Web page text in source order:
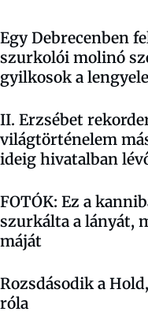
Egy Debrecenben
szurkolói molinó
gyilkosok a
II. Erzsébet
világtörténelem
ideig hivatalban
FOTÓK: Ez a
szurkálta a lányát,
máját
Rozsdásodik a
róla